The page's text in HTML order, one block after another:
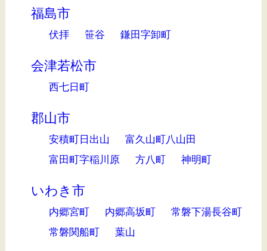
福島市
伏拝 笹谷 鎌田字卸町
会津若松市
西七日町
郡山市
安積町日出山
富久山町八山田
富田町字稲川原
方八町 神明町
いわき市
内郷宮町 内郷高坂町
常磐下湯長谷町
常磐関船町
葉山